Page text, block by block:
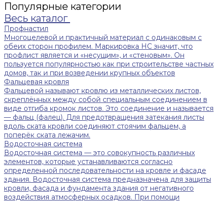
Популярные категории
Весь каталог
Профнастил
Многоцелевой и практичный материал с одинаковым с
обеих сторон профилем. Маркировка НС значит, что
профлист является и «несущим», и «стеновым». Он
пользуется популярностью как при строительстве частных
домов, так и при возведении крупных объектов
Фальцевая кровля
Фальцевой называют кровлю из металлических листов,
скреплённых между собой специальным соединением в
виде отгиба кромок листов. Это соединение и называется
— фальц (фалец). Для предотвращения затекания листы
вдоль ската кровли соединяют стоячим фальцем, а
поперёк ската лежачим.
Водосточная система
Водосточная система — это совокупность различных
элементов, которые устанавливаются согласно
определенной последовательности на кровле и фасаде
здания. Водосточная система предназначена для защиты
кровли, фасада и фундамента здания от негативного
воздействия атмосферных осадков. При помощи